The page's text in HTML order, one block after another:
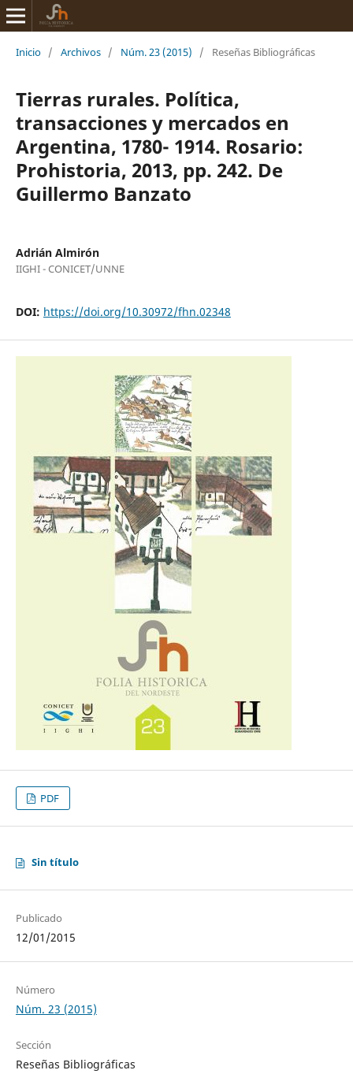
Inicio / Archivos / Núm. 23 (2015) / Reseñas Bibliográficas
Tierras rurales. Política,
transacciones y mercados en
Argentina, 1780- 1914. Rosario:
Prohistoria, 2013, pp. 242. De
Guillermo Banzato
Adrián Almirón
IIGHI - CONICET/UNNE
DOI: https://doi.org/10.30972/fhn.02348
PDF
Sin título
Publicado
12/01/2015
Número
Núm. 23 (2015)
Sección
Reseñas Bibliográficas